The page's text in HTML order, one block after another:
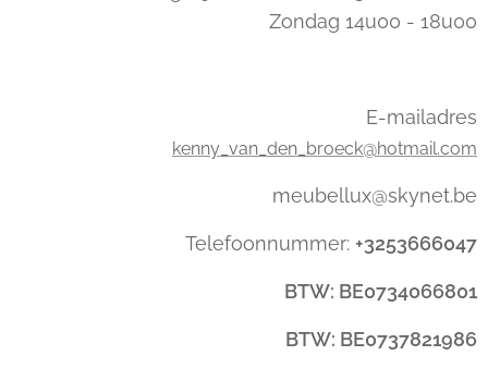
Zondag 14u00 - 18u00
E-mailadres
kenny_van_den_broeck@hotmail.com
meubellux@skynet.be
Telefoonnummer: +3253666047
BTW: BE0734066801
BTW: BE0737821986